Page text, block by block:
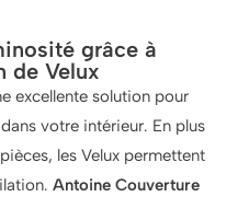
grâce à
de Velux
excellente solution pour
votre intérieur. En plus
les Velux permettent
Antoine Couverture